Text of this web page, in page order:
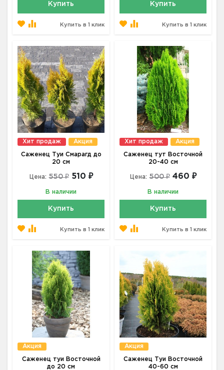
Купить
Купить в 1 клик
Купить
Купить в 1 клик
Хит продаж Акция
Саженец Туи Смарагд до
20 см
Цена: 550 ₽ 510 ₽
В наличии
Купить
Купить в 1 клик
Хит продаж Акция
Саженец тут Восточной
20-40 см
Цена: 500 ₽ 460 ₽
В наличии
Купить
Купить в 1 клик
Акция
Саженец туи Восточной
до 20 см
Акция
Саженец Туи Восточной
40-60 см